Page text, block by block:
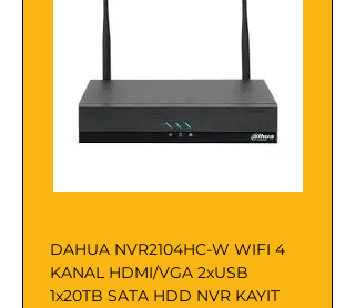
DAHUA NVR2104HC-W WIFI 4
KANAL HDMI/VGA 2xUSB
1x20TB SATA HDD NVR KAYIT